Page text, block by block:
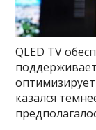
QLED TV
казался